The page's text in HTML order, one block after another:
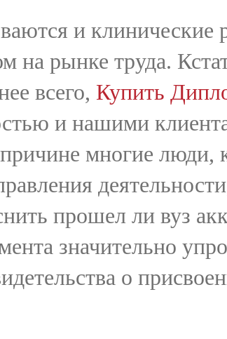
и
на рынке труда.
всего, Купить
и нашими
многие люди,
прошел ли вуз
значительно
о